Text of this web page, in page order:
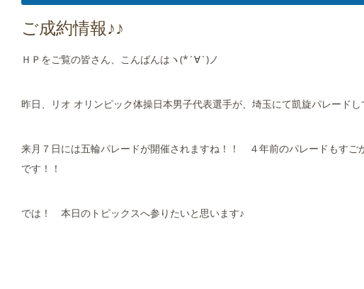
ご成約情報♪♪
ＨＰをご覧の皆さん、こんばんはヽ(*´∀`)ノ
昨日、リオ オリンピック体操日本男子代表選手が、埼玉にて凱旋パレードし
来月７日には五輪パレードが開催されますね！！ ４年前のパレードもすご
です！！
では！ 本日のトピックスへ参りたいと思います♪